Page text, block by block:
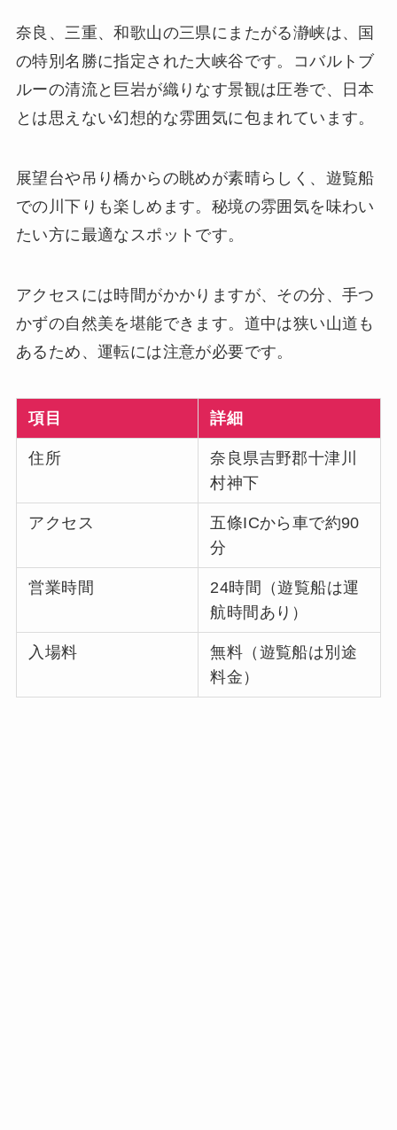
奈良、三重、和歌山の三県にまたがる瀞峡は、国
の特別名勝に指定された大峡谷です。コバルトブ
ルーの清流と巨岩が織りなす景観は圧巻で、日本
とは思えない幻想的な雰囲気に包まれています。
展望台や吊り橋からの眺めが素晴らしく、遊覧船
での川下りも楽しめます。秘境の雰囲気を味わい
たい方に最適なスポットです。
アクセスには時間がかかりますが、その分、手つ
かずの自然美を堪能できます。道中は狭い山道も
あるため、運転には注意が必要です。
項目 詳細
住所
奈良県吉野郡十津川
村神下
アクセス
五條ICから車で約90
分
営業時間
24時間（遊覧船は運
航時間あり）
入場料
無料（遊覧船は別途
料金）